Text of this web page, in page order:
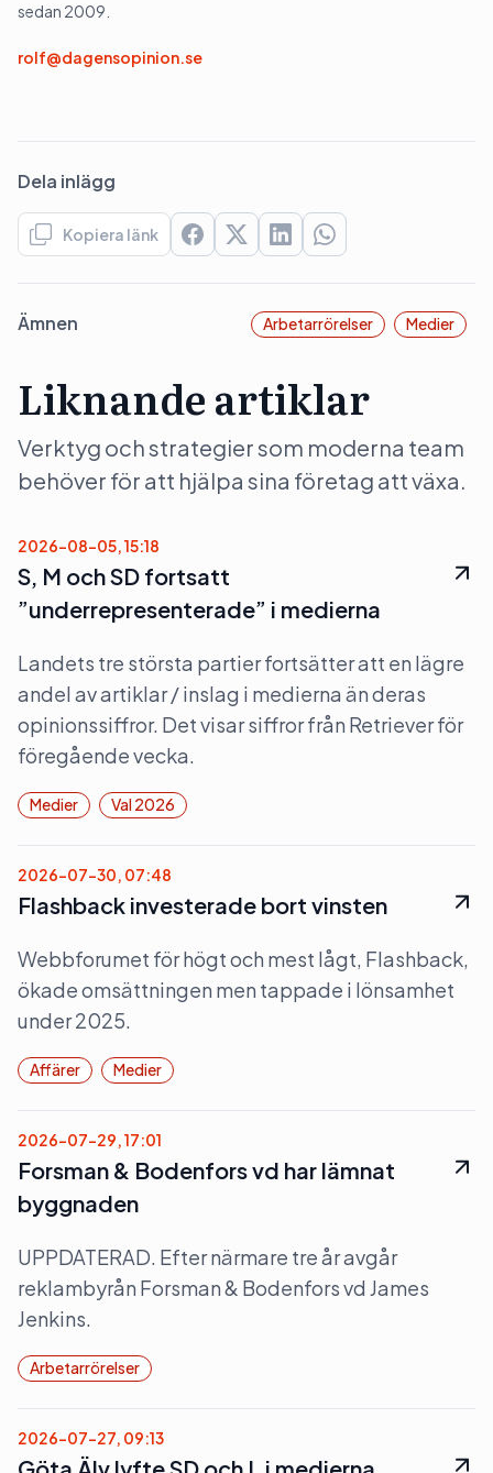
sedan 2009.
rolf@dagensopinion.se
Dela inlägg
Kopiera länk
Ämnen Arbetarrörelser Medier
Liknande artiklar
Verktyg och strategier som moderna team
behöver för att hjälpa sina företag att växa.
2026-08-05, 15:18
S, M och SD fortsatt
”underrepresenterade” i medierna
Landets tre största partier fortsätter att en lägre
andel av artiklar / inslag i medierna än deras
opinionssiffror. Det visar siffror från Retriever för
föregående vecka.
Medier Val 2026
2026-07-30, 07:48
Flashback investerade bort vinsten
Webbforumet för högt och mest lågt, Flashback,
ökade omsättningen men tappade i lönsamhet
under 2025.
Affärer Medier
2026-07-29, 17:01
Forsman & Bodenfors vd har lämnat
byggnaden
UPPDATERAD. Efter närmare tre år avgår
reklambyrån Forsman & Bodenfors vd James
Jenkins.
Arbetarrörelser
2026-07-27, 09:13